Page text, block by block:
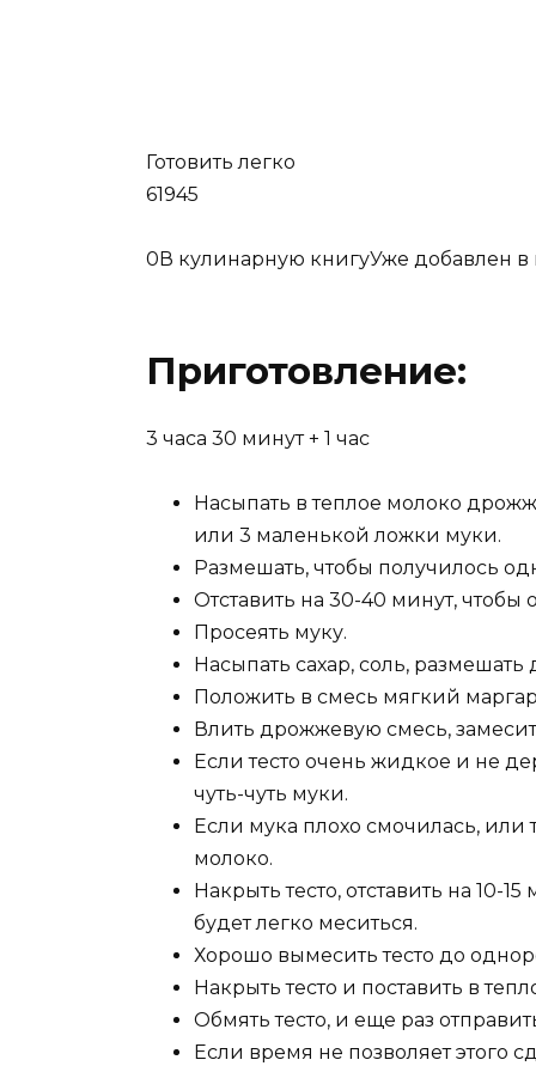
Готовить легко
61945
0В кулинарную книгуУже добавлен в
Приготовление:
3 часа 30 минут + 1 час
Насыпать в теплое молоко
или 3 маленькой ложки муки.
Размешать, чтобы получилось
Отставить на 30-40 минут, чтобы
Просеять муку.
Насыпать сахар, соль,
Положить в смесь мягкий
Влить дрожжевую смесь,
Если тесто очень жидкое и не
чуть-чуть муки.
Если мука плохо смочилась, или
молоко.
Накрыть тесто, отставить на 10-
будет легко меситься.
Хорошо вымесить тесто до
Накрыть тесто и поставить в
Обмять тесто, и еще раз
Если время не позволяет этого